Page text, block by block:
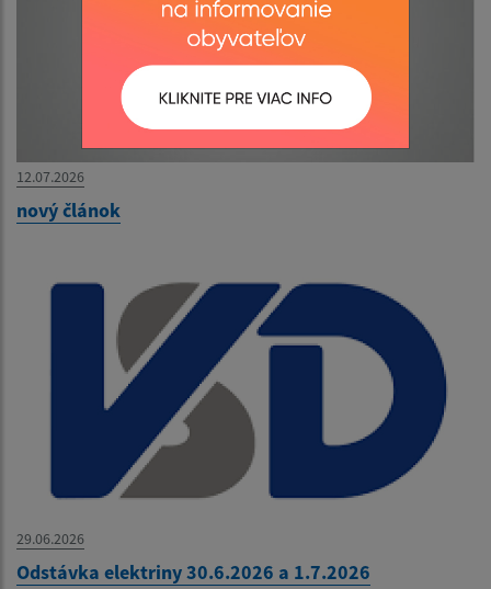
12.07.2026
nový článok
29.06.2026
Odstávka elektriny 30.6.2026 a 1.7.2026